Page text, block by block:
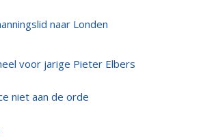
naar Londen
voor jarige Pieter Elbers
niet aan de orde